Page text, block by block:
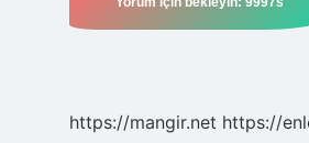
https://mangir.net https://